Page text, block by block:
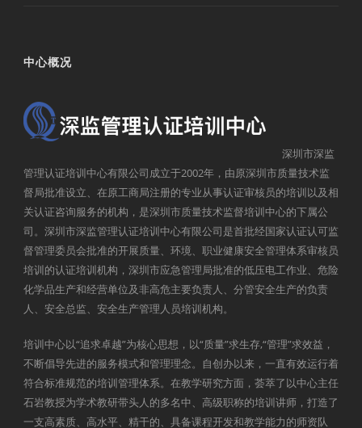
中心概况
深圳市深监
管理认证培训中心有限公司成立于2002年，由原深圳市质量技术监
督局批准设立、在原工商局注册的专业从事认证审核员的培训以及相
关认证咨询服务的机构，是深圳市质量技术监督培训中心的下属公
司。深圳市深监管理认证培训中心有限公司是首批经国家认证认可监
督管理委员会批准的开展质量、环境、职业健康安全管理体系审核员
培训的认证培训机构，深圳市应急管理局批准的低压电工作业、危险
化学品生产和经营单位及非高危主要负责人、分管安全生产的负责
人、安全总监、安全生产管理人员培训机构。
培训中心以“追求卓越”为核心思想，以“质量”求生存,“管理”求效益，
不断倡导先进的服务模式和管理理念。自创办以来，一直有效运行着
符合标准规范的培训管理体系。在教学研究方面，荟萃了以中心主任
石岩教授为学术教研带头人的多名中、高级职称的培训讲师，打造了
一支高素质、高水平、精干的、具备课程开发和教学能力的师资队